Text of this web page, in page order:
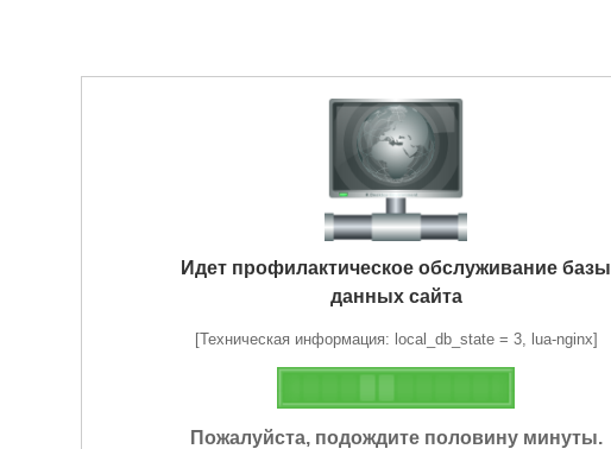
Идет профилактическое обслуживание базы
данных сайта
[Техническая информация: local_db_state = 3, lua-nginx]
Пожалуйста, подождите половину минуты.